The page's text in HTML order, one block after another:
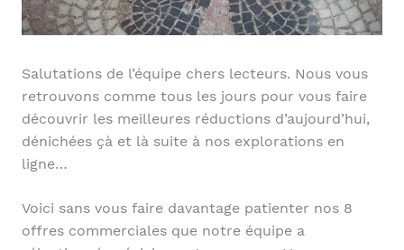
Salutations de l’équipe chers lecteurs. Nous vous
retrouvons comme tous les jours pour vous faire
découvrir les meilleures réductions d’aujourd’hui,
dénichées çà et là suite à nos explorations en
ligne…
Voici sans vous faire davantage patienter nos 8
offres commerciales que notre équipe a